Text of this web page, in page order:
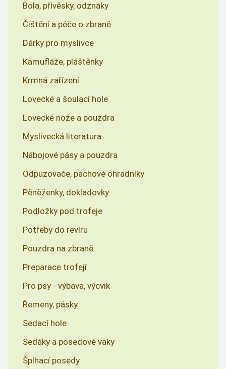
Bola, přívěsky, odznaky
Čištění a péče o zbraně
Dárky pro myslivce
Kamufláže, pláštěnky
Krmná zařízení
Lovecké a šoulací hole
Lovecké nože a pouzdra
Myslivecká literatura
Nábojové pásy a pouzdra
Odpuzovače, pachové ohradníky
Pěněženky, dokladovky
Podložky pod trofeje
Potřeby do revíru
Pouzdra na zbraně
Preparace trofejí
Pro psy - výbava, výcvik
Řemeny, pásky
Sedací hole
Sedáky a posedové vaky
Šplhací posedy